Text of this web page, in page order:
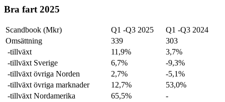
Bra fart 2025
Scandbook (Mkr) Q1 -Q3 2025
Q1 -Q3 2024
Omsättning
339
303
-tillväxt
11,9%
3,7%
-tillväxt Sverige
6,7%
-9,3%
-tillväxt övriga Norden
2,7%
-5,1%
-tillväxt övriga marknader
12,7%
53,0%
-tillväxt Nordamerika
65,5%
-